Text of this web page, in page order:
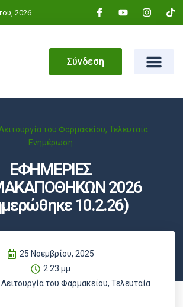
2026
Σύνδεση
του Φαρμακείου, Τελευταία
Ενημέρωση
ΕΦΗΜΕΡΙΕΣ
2026
10.2.26)
25 Νοεμβρίου, 2025
2:23 μμ
του Φαρμακείου, Τελευταία